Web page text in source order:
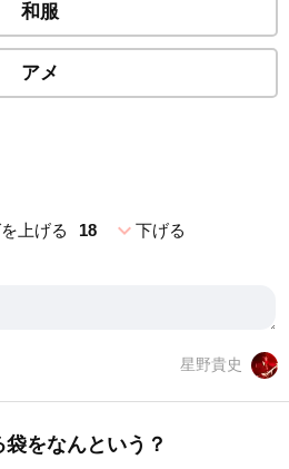
和服
アメ
上げる 18 expand_more下げる
星野貴史
をなんという？